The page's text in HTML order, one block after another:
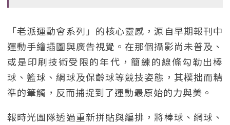
「老派運動會系列」的核心靈感，源自早期報刊中
運動手繪插圖與廣告視覺。在那個攝影尚未普及、
或是印刷技術受限的年代，簡練的線條勾勒出棒
球、籃球、網球及保齡球等競技姿態，其樸拙而精
準的筆觸，反而捕捉到了運動最原始的力與美。
報時光團隊透過重新拼貼與編排，將棒球、網球、